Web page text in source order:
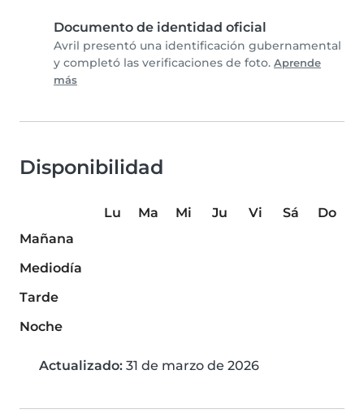
Documento de identidad oficial
Avril presentó una identificación gubernamental
y completó las verificaciones de foto. Aprende
más
Disponibilidad
Lu Ma Mi Ju Vi Sá
Do
Mañana
Mediodía
Tarde
Noche
Actualizado: 31 de marzo de 2026